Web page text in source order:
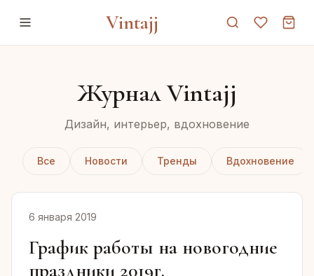
Vintajj
Журнал Vintajj
Дизайн, интерьер, вдохновение
Все Новости Тренды Вдохновение
6 января 2019
График работы на новогодние
праздники 2019г.